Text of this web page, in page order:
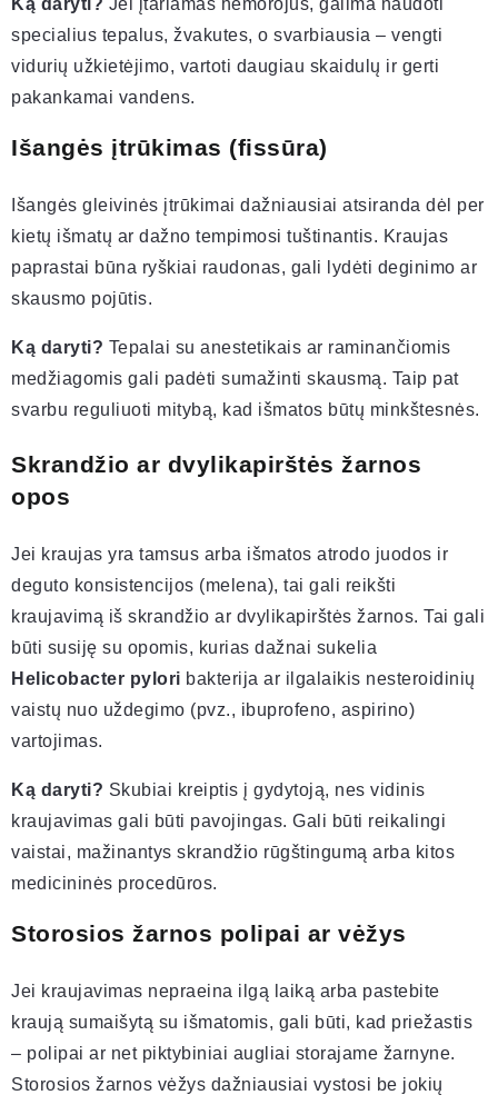
Ką daryti? Jei įtariamas hemorojus, galima naudoti
specialius tepalus, žvakutes, o svarbiausia – vengti
vidurių užkietėjimo, vartoti daugiau skaidulų ir gerti
pakankamai vandens.
Išangės įtrūkimas (fissūra)
Išangės gleivinės įtrūkimai dažniausiai atsiranda dėl per
kietų išmatų ar dažno tempimosi tuštinantis. Kraujas
paprastai būna ryškiai raudonas, gali lydėti deginimo ar
skausmo pojūtis.
Ką daryti? Tepalai su anestetikais ar raminančiomis
medžiagomis gali padėti sumažinti skausmą. Taip pat
svarbu reguliuoti mitybą, kad išmatos būtų minkštesnės.
Skrandžio ar dvylikapirštės žarnos
opos
Jei kraujas yra tamsus arba išmatos atrodo juodos ir
deguto konsistencijos (melena), tai gali reikšti
kraujavimą iš skrandžio ar dvylikapirštės žarnos. Tai gali
būti susiję su opomis, kurias dažnai sukelia
Helicobacter pylori bakterija ar ilgalaikis nesteroidinių
vaistų nuo uždegimo (pvz., ibuprofeno, aspirino)
vartojimas.
Ką daryti? Skubiai kreiptis į gydytoją, nes vidinis
kraujavimas gali būti pavojingas. Gali būti reikalingi
vaistai, mažinantys skrandžio rūgštingumą arba kitos
medicininės procedūros.
Storosios žarnos polipai ar vėžys
Jei kraujavimas nepraeina ilgą laiką arba pastebite
kraują sumaišytą su išmatomis, gali būti, kad priežastis
– polipai ar net piktybiniai augliai storajame žarnyne.
Storosios žarnos vėžys dažniausiai vystosi be jokių